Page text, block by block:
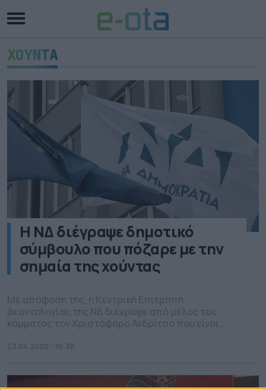
ΧΟΥΝΤΑ
Η ΝΔ διέγραψε δημοτικό
σύμβουλο που πόζαρε με την
σημαία της χούντας
αντιπρόεδρος της ΔΗΜΤΟ (Δημοτική Τοπική
κοινωνικά δίκτυα φωτογραφία του στην οποία
23.04.2020 - 16.38